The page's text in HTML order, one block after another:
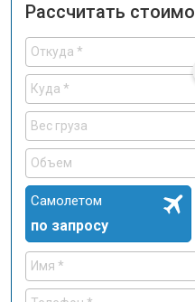
Рассчитать
Самолетом
по запросу